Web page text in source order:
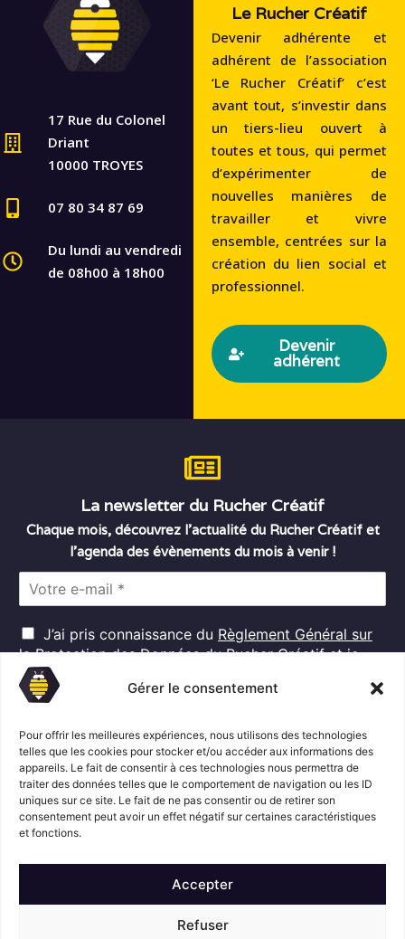
Gérer le consentement
Pour offrir les meilleures expériences, nous utilisons des technologies
telles que les cookies pour stocker et/ou accéder aux informations des
appareils. Le fait de consentir à ces technologies nous permettra de
traiter des données telles que le comportement de navigation ou les ID
uniques sur ce site. Le fait de ne pas consentir ou de retirer son
consentement peut avoir un effet négatif sur certaines caractéristiques
et fonctions.
Accepter
Refuser
17 Rue du Colonel
Driant
10000 TROYES
07 80 34 87 69
Du lundi au vendredi
de 08h00 à 18h00
Le Rucher Créatif
Devenir adhérente et
adhérent de l’association
‘Le Rucher Créatif‘ c’est
avant tout, s’investir dans
un tiers-lieu ouvert à
toutes et tous, qui permet
d’expérimenter de
nouvelles manières de
travailler et vivre
ensemble, centrées sur la
création du lien social et
professionnel.
Devenir
adhérent
La newsletter du Rucher Créatif
Chaque mois, découvrez l’actualité du Rucher Créatif et
l’agenda des évènements du mois à venir !
l
*
R
G
D
P
J’ai pris connaissance du Règlement Général sur
la Protection des Donnéesdu Rucher Créatif et je
consens au traitement de mes données personnelles
dans ces conditions.*
S'abonner
Suivez l'actualité du Rucher créatif